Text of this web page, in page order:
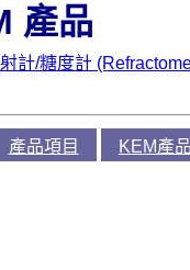
產品
計/糖度計
產品項目 KEM產